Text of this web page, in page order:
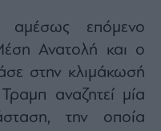
επόμενο
Ανατολή και ο
στην κλιμάκωσή
αναζητεί μία
την οποία